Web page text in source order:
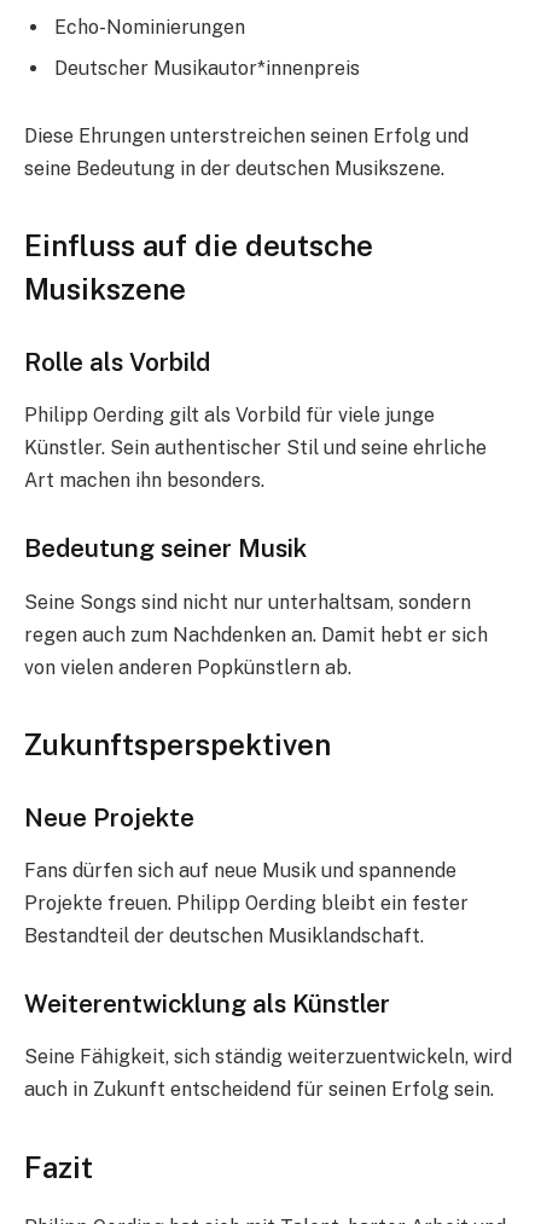
Echo-Nominierungen
Deutscher Musikautor*innenpreis
Diese Ehrungen unterstreichen seinen Erfolg und
seine Bedeutung in der deutschen Musikszene.
Einfluss auf die deutsche
Musikszene
Rolle als Vorbild
Philipp Oerding gilt als Vorbild für viele junge
Künstler. Sein authentischer Stil und seine ehrliche
Art machen ihn besonders.
Bedeutung seiner Musik
Seine Songs sind nicht nur unterhaltsam, sondern
regen auch zum Nachdenken an. Damit hebt er sich
von vielen anderen Popkünstlern ab.
Zukunftsperspektiven
Neue Projekte
Fans dürfen sich auf neue Musik und spannende
Projekte freuen. Philipp Oerding bleibt ein fester
Bestandteil der deutschen Musiklandschaft.
Weiterentwicklung als Künstler
Seine Fähigkeit, sich ständig weiterzuentwickeln, wird
auch in Zukunft entscheidend für seinen Erfolg sein.
Fazit